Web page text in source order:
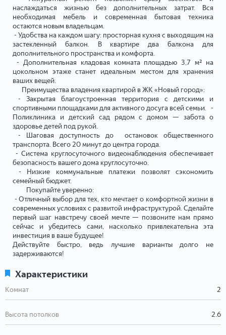
наслаждаться жизнью без дополнительных затрат. Вся
необходимая мебель и современная бытовая техника
остаются новым владельцам.
- Удобства на каждом шагу: просторная кухня с выходящим на
застекленный балкон. В квартире два балкона для
дополнительного пространства и комфорта.
- Дополнительная кладовая комната площадью 3,7 м² на
цокольном этаже станет идеальным местом для хранения
ваших вещей.
Преимущества владения квартирой в ЖК «Новый город»:
- Закрытая благоустроенная территория с детскими и
спортивными площадками для активного досуга всей семьи. -
Поликлиника и детский сад рядом с домом — забота о
здоровье детей под рукой.
- Шаговая доступность до остановок общественного
транспорта. Всего 20 минут до центра города.
- Система круглосуточного видеонаблюдения обеспечивает
безопасность вашего дома круглосуточно.
- Низкие коммунальные платежи позволят сэкономить
семейный бюджет.
Покупайте уверенно:
- Отличный выбор для тех, кто мечтает о комфортной жизни в
современных условиях с развитой инфраструктурой. Сделайте
первый шаг навстречу своей мечте — позвоните нам прямо
сейчас и убедитесь сами, насколько привлекательна эта
инвестиция в ваше будущее!
Действуйте быстро, ведь лучшие варианты долго не
задерживаются!
Характеристики
Комнат 2
Высота потолков 2.6